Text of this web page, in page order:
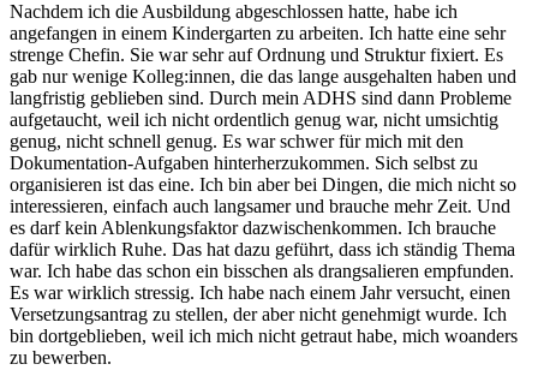
Nachdem ich die Ausbildung abgeschlossen hatte, habe ich
angefangen in einem Kindergarten zu arbeiten. Ich hatte eine sehr
strenge Chefin. Sie war sehr auf Ordnung und Struktur fixiert. Es
gab nur wenige Kolleg:innen, die das lange ausgehalten haben und
langfristig geblieben sind. Durch mein ADHS sind dann Probleme
aufgetaucht, weil ich nicht ordentlich genug war, nicht umsichtig
genug, nicht schnell genug. Es war schwer für mich mit den
Dokumentation-Aufgaben hinterherzukommen. Sich selbst zu
organisieren ist das eine. Ich bin aber bei Dingen, die mich nicht so
interessieren, einfach auch langsamer und brauche mehr Zeit. Und
es darf kein Ablenkungsfaktor dazwischenkommen. Ich brauche
dafür wirklich Ruhe. Das hat dazu geführt, dass ich ständig Thema
war. Ich habe das schon ein bisschen als drangsalieren empfunden.
Es war wirklich stressig. Ich habe nach einem Jahr versucht, einen
Versetzungsantrag zu stellen, der aber nicht genehmigt wurde. Ich
bin dortgeblieben, weil ich mich nicht getraut habe, mich woanders
zu bewerben.